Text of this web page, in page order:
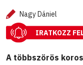
Nagy Dániel
IRATKOZZ
A többszörös